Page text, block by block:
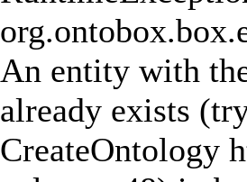
An entity with
already exists
CreateOntology